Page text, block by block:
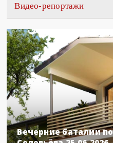
Видео-репортажи
Вечерние баталии